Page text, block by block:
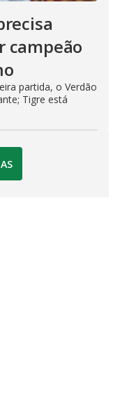
campeão
partida, o Verdão
Tigre está